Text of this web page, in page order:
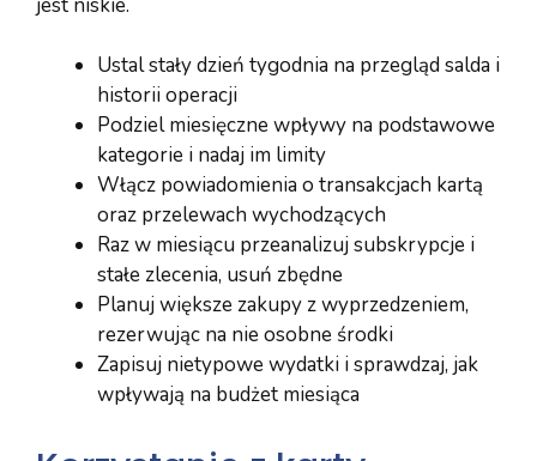
Ustal stały dzień tygodnia na przegląd salda i
historii operacji
Podziel miesięczne wpływy na podstawowe
kategorie i nadaj im limity
Włącz powiadomienia o transakcjach kartą
oraz przelewach wychodzących
Raz w miesiącu przeanalizuj subskrypcje i
stałe zlecenia, usuń zbędne
Planuj większe zakupy z wyprzedzeniem,
rezerwując na nie osobne środki
Zapisuj nietypowe wydatki i sprawdzaj, jak
wpływają na budżet miesiąca